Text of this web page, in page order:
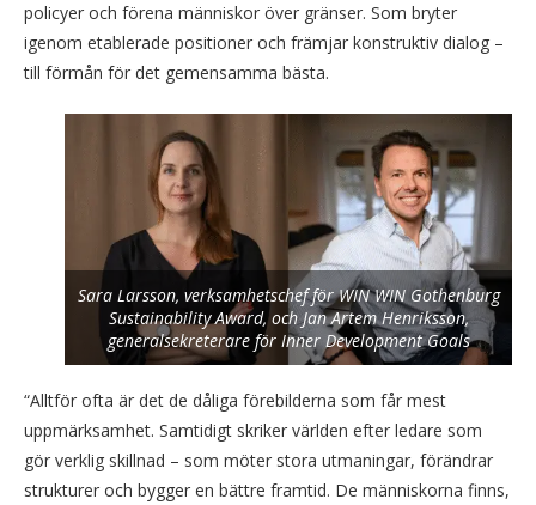
policyer och förena människor över gränser. Som bryter
igenom etablerade positioner och främjar konstruktiv dialog –
till förmån för det gemensamma bästa.
Sara Larsson, verksamhetschef för WIN WIN Gothenburg
Sustainability Award, och Jan Artem Henriksson,
generalsekreterare för Inner Development Goals
“Alltför ofta är det de dåliga förebilderna som får mest
uppmärksamhet. Samtidigt skriker världen efter ledare som
gör verklig skillnad – som möter stora utmaningar, förändrar
strukturer och bygger en bättre framtid. De människorna finns,